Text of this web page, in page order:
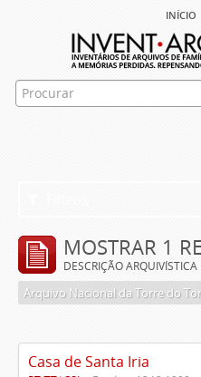
início
MOSTRAR 1
DESCRIÇÃO ARQUIVÍSTICA
Arquivo Nacional da Torre do
Casa de Santa Iria